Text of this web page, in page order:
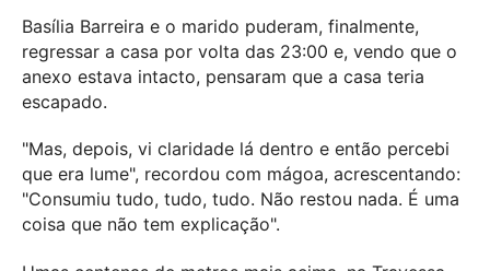
Basília Barreira e o marido puderam, finalmente,
regressar a casa por volta das 23:00 e, vendo que o
anexo estava intacto, pensaram que a casa teria
escapado.
"Mas, depois, vi claridade lá dentro e então percebi
que era lume", recordou com mágoa, acrescentando:
"Consumiu tudo, tudo, tudo. Não restou nada. É uma
coisa que não tem explicação".